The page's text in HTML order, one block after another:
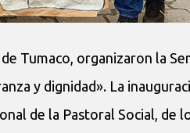
Tumaco, organizaron la
y dignidad». La
de la Pastoral Social, de